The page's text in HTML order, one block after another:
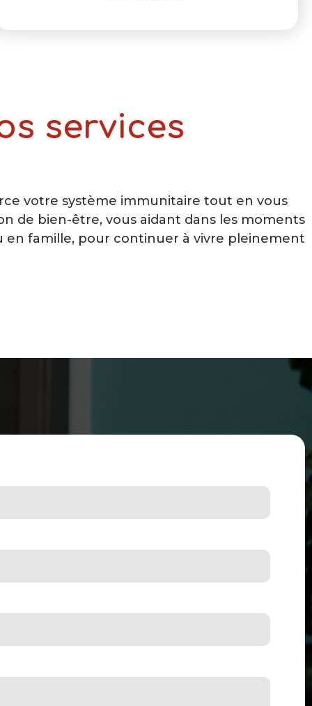
services
votre système immunitaire tout en vous
de bien-être, vous aidant dans les moments
en famille, pour continuer à vivre pleinement